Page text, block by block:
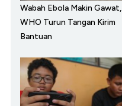
Wabah Ebola Makin Gawat,
WHO Turun Tangan Kirim
Bantuan